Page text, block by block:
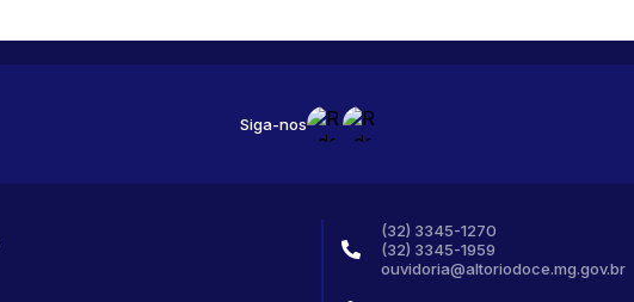
(32) 3345-1270
(32) 3345-1959
ouvidoria@altoriodoce.mg.gov.br
Siga-nos